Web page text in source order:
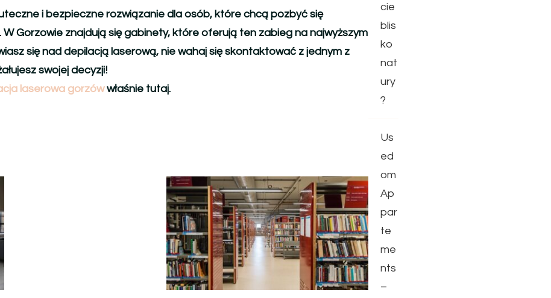
i bezpieczne rozwiązanie dla osób, które chcą pozbyć się
W Gorzowie znajdują się gabinety, które oferują ten zabieg na najwyższym
się nad depilacją laserową, nie wahaj się skontaktować z jednym z
swojej decyzji!
laserowa gorzówwłaśnie tutaj.
cie
blis
ko
nat
ury
?
Us
ed
om
Ap
par
te
me
nts
–